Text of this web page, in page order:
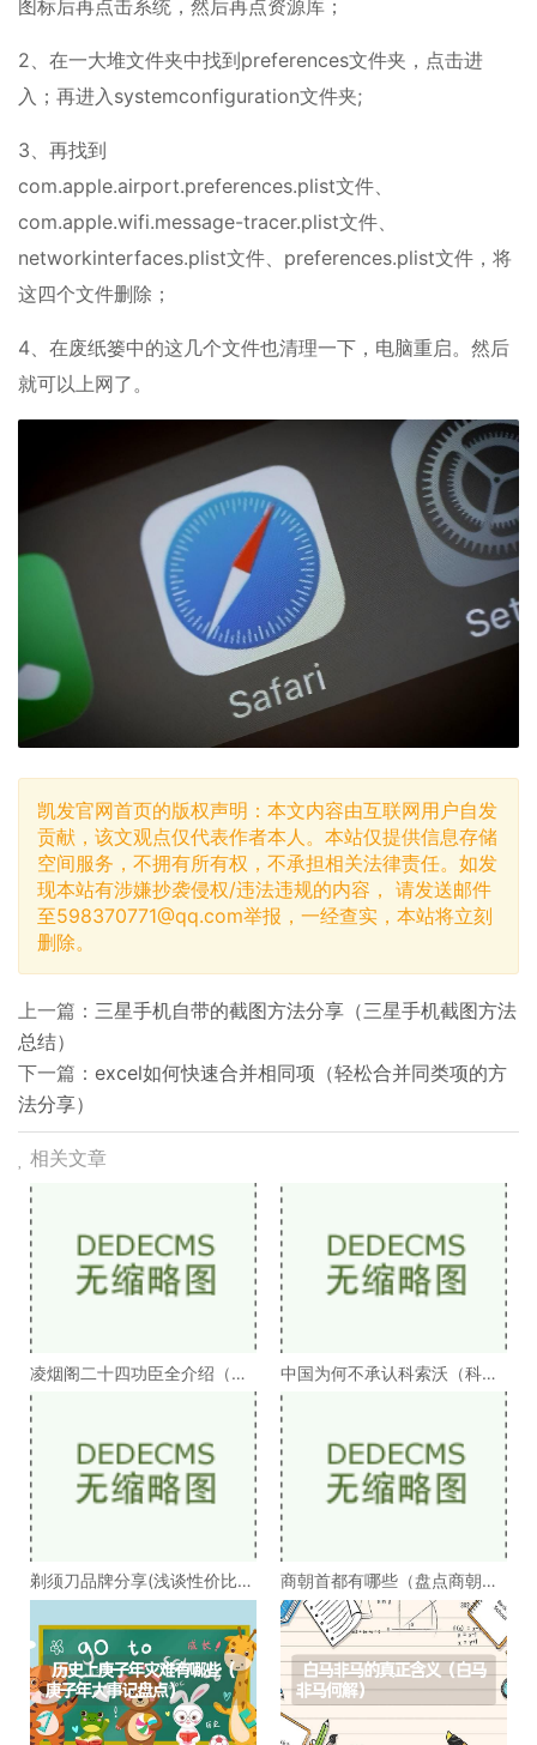
图标后再点击系统，然后再点资源库；
2、在一大堆文件夹中找到preferences文件夹，点击进
入；再进入systemconfiguration文件夹;
3、再找到
com.apple.airport.preferences.plist文件、
com.apple.wifi.message-tracer.plist文件、
networkinterfaces.plist文件、preferences.plist文件，将
这四个文件删除；
4、在废纸篓中的这几个文件也清理一下，电脑重启。然后
就可以上网了。
凯发官网首页的版权声明：本文内容由互联网用户自发
贡献，该文观点仅代表作者本人。本站仅提供信息存储
空间服务，不拥有所有权，不承担相关法律责任。如发
现本站有涉嫌抄袭侵权/违法违规的内容， 请发送邮件
至598370771@qq.com举报，一经查实，本站将立刻
删除。
上一篇： 三星手机自带的截图方法分享（三星手机截图方法
总结）
下一篇： excel如何快速合并相同项（轻松合并同类项的方
法分享）
相关文章
凌烟阁二十四功臣全介绍（凌
烟阁二十四功臣排
中国为何不承认科索沃（科索
沃为何不被承认）
剃须刀品牌分享(浅谈性价比高
的剃须刀品牌）
商朝首都有哪些（盘点商朝的
十几个首都）